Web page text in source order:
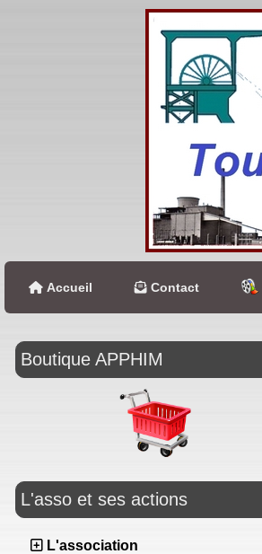
Accueil Contact
Boutique APPHIM
L'asso et ses actions
L'association